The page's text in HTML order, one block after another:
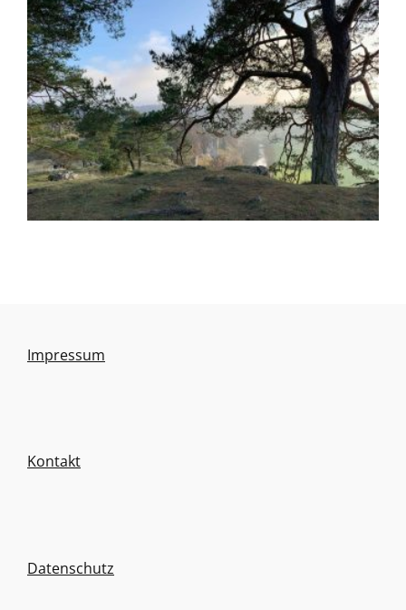
Impressum
Kontakt
Datenschutz